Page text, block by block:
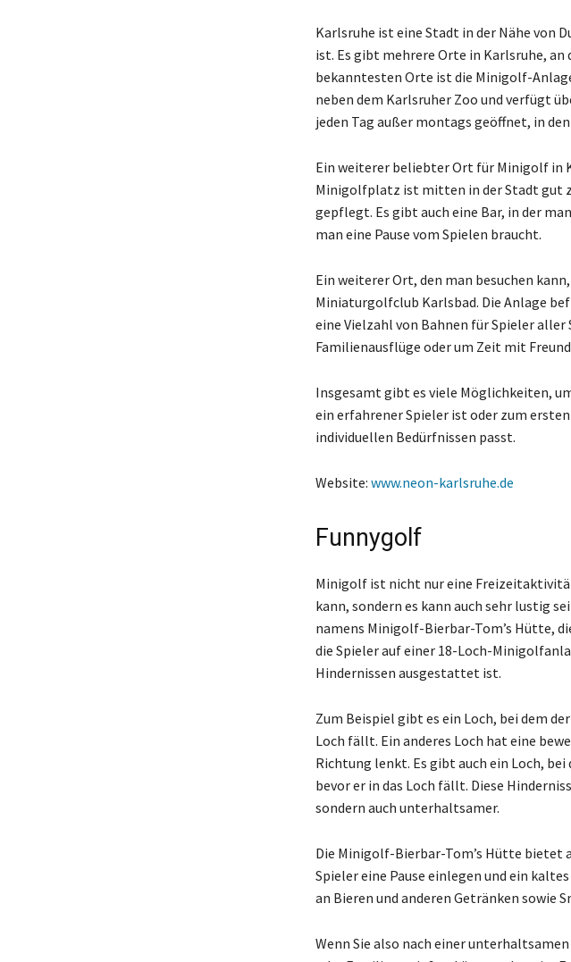
Karlsruhe ist eine Stadt in der Nähe von
ist. Es gibt mehrere Orte in Karlsruhe,
bekanntesten Orte ist die Minigolf-
neben dem Karlsruher Zoo und verfügt
jeden Tag außer montags geöffnet, in
Ein weiterer beliebter Ort für Minigolf in
Minigolfplatz ist mitten in der Stadt gut
gepflegt. Es gibt auch eine Bar, in der
man eine Pause vom Spielen braucht.
Ein weiterer Ort, den man besuchen
Miniaturgolfclub Karlsbad. Die Anlage
eine Vielzahl von Bahnen für Spieler
Familienausflüge oder um Zeit mit
Insgesamt gibt es viele Möglichkeiten,
ein erfahrener Spieler ist oder zum
individuellen Bedürfnissen passt.
Website: www.neon-karlsruhe.de
Funnygolf
Minigolf ist nicht nur eine
kann, sondern es kann auch sehr lustig
namens Minigolf-Bierbar-Tom’s Hütte,
die Spieler auf einer 18-Loch-
Hindernissen ausgestattet ist.
Zum Beispiel gibt es ein Loch, bei dem
Loch fällt. Ein anderes Loch hat eine
Richtung lenkt. Es gibt auch ein Loch,
bevor er in das Loch fällt. Diese
sondern auch unterhaltsamer.
Die Minigolf-Bierbar-Tom’s Hütte bietet
Spieler eine Pause einlegen und ein
an Bieren und anderen Getränken sowie
Wenn Sie also nach einer